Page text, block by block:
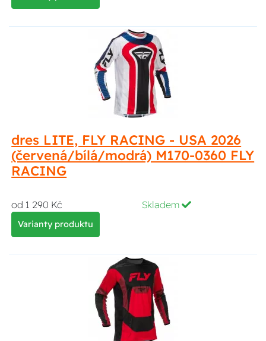
dres LITE, FLY RACING - USA 2026
(červená/bílá/modrá) M170-0360 FLY
RACING
od 1 290 Kč Skladem
Varianty produktu